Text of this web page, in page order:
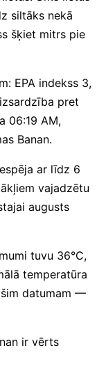
siltāks nekā
šķiet mitrs pie
EPA indekss 3,
pret
06:19 AM,
Banan.
ar līdz 6
vajadzētu
augusts
tuvu 36°C,
temperatūra
datumam —
ir vērts